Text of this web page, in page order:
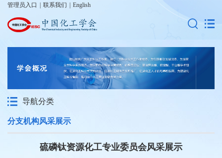
管理员入口 联系我们 English
导航分类
分支机构风采展示
硫磷钛资源化工专业委员会风采展示